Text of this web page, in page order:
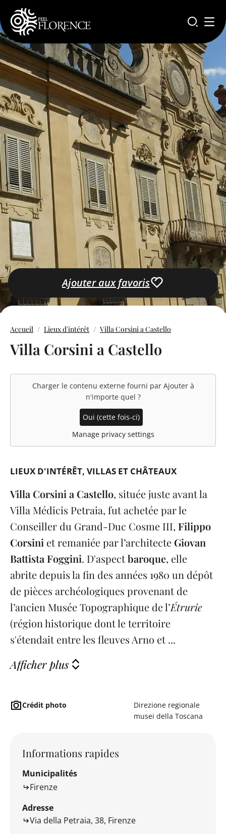
Aller au contenu principal
Ajouter aux favoris
Accueil Lieux d'intérêt Villa Corsini a Castello
Villa Corsini a Castello
Charger le contenu externe fourni par Ajouter à
n'importe quel ?
Oui (cette fois-ci)
Manage privacy settings
LIEUX D'INTÉRÊT VILLAS ET CHÂTEAUX
Villa Corsini a Castello, située juste avant la
Villa Médicis Petraia, fut achetée par le
Conseiller du Grand-Duc Cosme III, Filippo
Corsini et remaniée par l’architecte Giovan
Battista Foggini. D'aspectbaroque, elle
abrite depuis la fin des années 1980 un dépôt
de pièces archéologiques provenant de
l’ancien Musée Topographique de l’Étrurie
(région historique dont le territoire
s'étendait entre les fleuves Arno et ...
Afficher plus
Crédit photo
Direzione regionale
musei della Toscana
Informations rapides
Municipalités
Firenze
Adresse
Via della Petraia, 38, Firenze